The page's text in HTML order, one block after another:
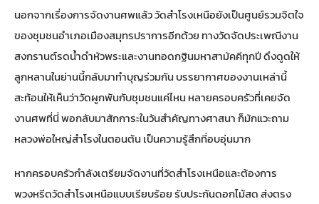
นอกจากเรื่องการจัดงานศพแล้ว วัดสำโรงเหนือยังเป็นศูนย์รวมจิตใจ
ของชุมชนอำเภอเมืองสมุทรปราการอีกด้วย ทางวัดจัดประเพณีงาน
สงกรานต์รดน้ำดำหัวพระและงานทอดกฐินมหาสามัคคีทุกปี ดึงดูดให้
ลูกหลานในย่านนี้กลับมาทำบุญร่วมกัน บรรยากาศของงานเหล่านี้
สะท้อนให้เห็นว่าวัดผูกพันกับชุมชนแค่ไหน หลายครอบครัวที่เคยจัด
งานศพที่นี่ พอกลับมาสักการะในวันสำคัญทางศาสนา ก็มักแวะถาม
หลวงพ่อใหญ่สำโรงในตอนต้น เป็นความรู้สึกที่อบอุ่นมาก
หากครอบครัวกำลังเตรียมจัดงานที่วัดสำโรงเหนือและต้องการ
พวงหรีดวัดสำโรงเหนือแบบเรียบร้อย รับประกันดอกไม้สด ส่งตรง